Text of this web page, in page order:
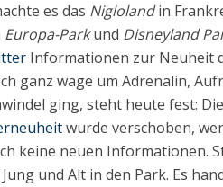
es das Niglolandin
Europa-Parkund Disneyland
Informationen zur Neuheit
ganz wage um Adrenalin,
ging, steht heute fest:
wurde verschoben,
keine neuen Informationen.
und Alt in den Park. Es